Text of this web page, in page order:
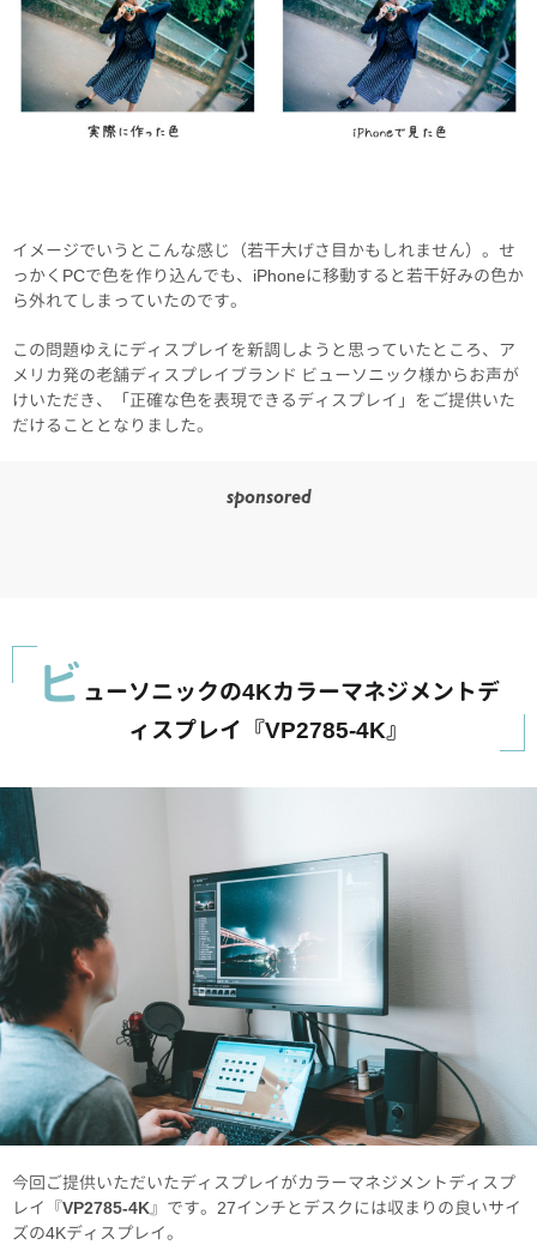
イメージでいうとこんな感じ（若干大げさ目かもしれません）。せ
っかくPCで色を作り込んでも、iPhoneに移動すると若干好みの色か
ら外れてしまっていたのです。
この問題ゆえにディスプレイを新調しようと思っていたところ、ア
メリカ発の老舗ディスプレイブランド ビューソニック様からお声が
けいただき、「正確な色を表現できるディスプレイ」をご提供いた
だけることとなりました。
sponsored
ビューソニックの4Kカラーマネジメントデ
ィスプレイ『VP2785-4K』
今回ご提供いただいたディスプレイがカラーマネジメントディスプ
レイ『VP2785-4K』です。27インチとデスクには収まりの良いサイ
ズの4Kディスプレイ。